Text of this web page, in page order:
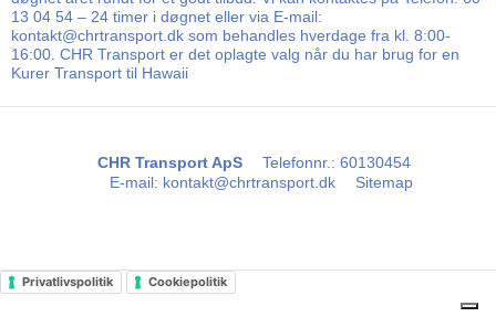
13 04 54 – 24 timer i døgnet eller via E-mail:
kontakt@chrtransport.dk som behandles hverdage fra kl. 8:00-
16:00. CHR Transport er det oplagte valg når du har brug for en
Kurer Transport til Hawaii
CHR Transport ApS Telefonnr.: 60130454
E-mail: kontakt@chrtransport.dk Sitemap
Privatlivspolitik Cookiepolitik